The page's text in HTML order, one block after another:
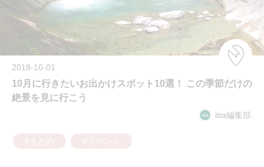
2018-10-01
10月に行きたいお出かけスポット10選！ この季節だけの
絶景を見に行こう
itta編集部